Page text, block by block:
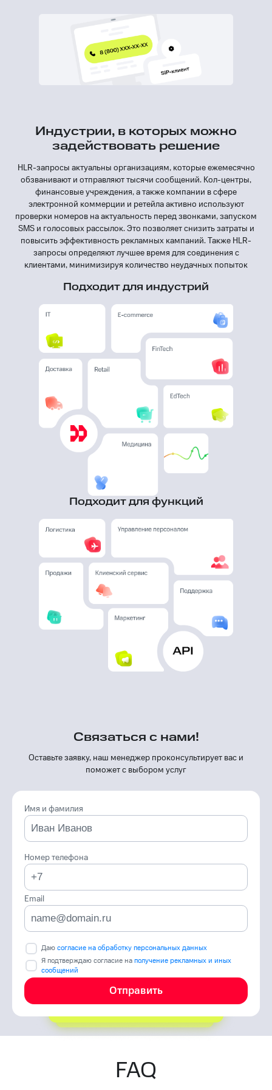
Индустрии, в которых можно
задействовать решение
HLR-запросы актуальны организациям, которые ежемесячно
обзванивают и отправляют тысячи сообщений. Кол-центры,
финансовые учреждения, а также компании в сфере
электронной коммерции и ретейла активно используют
проверки номеров на актуальность перед звонками, запуском
SMS и голосовых рассылок. Это позволяет снизить затраты и
повысить эффективность рекламных кампаний. Также HLR-
запросы определяют лучшее время для соединения с
клиентами, минимизируя количество неудачных попыток
Подходит для индустрий
Подходит для функций
Связаться с нами!
Оставьте заявку, наш менеджер проконсуль­тирует вас и
поможет с выбором услуг
Имя и фамилия
Номер телефона
Email
Даю согласие на обработку персональных данных
Я подтверждаю согласие на получение рекламных и иных
сообщений
Отправить
FAQ